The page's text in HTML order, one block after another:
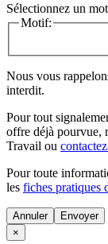
Sélectionnez un
Motif:
Nous vous
interdit.
Pour tout
offre déjà pourvue,
Travail ou
Pour toute
les fiches pratiques
Annuler
×